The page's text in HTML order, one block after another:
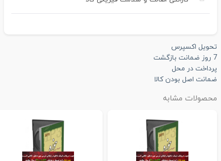
تحویل اکسپرس
7 روز ضمانت بازگشت
پرداخت در محل
ضمانت اصل بودن کالا
محصولات مشابه